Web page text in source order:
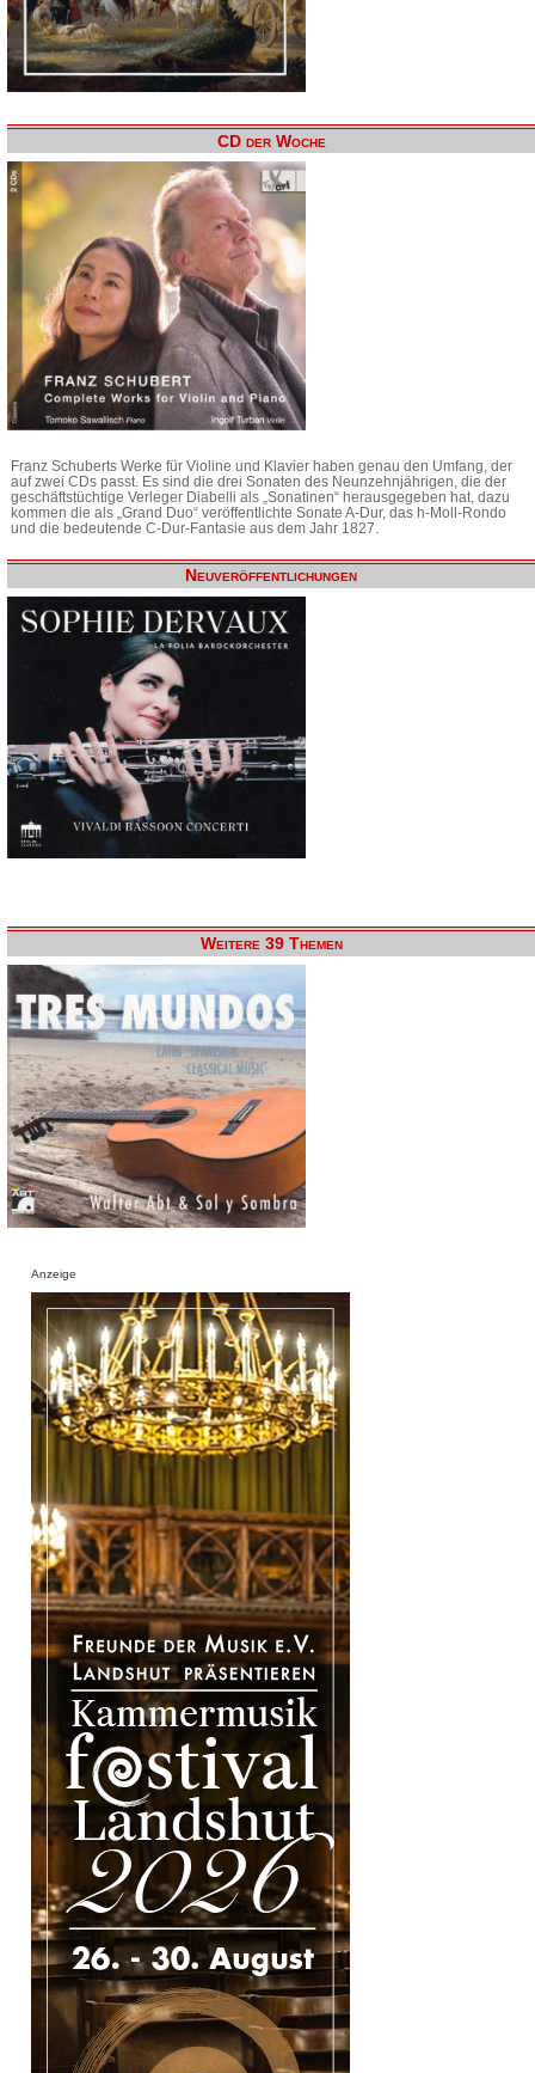
CD der Woche
Franz Schuberts Werke für Violine und Klavier haben genau den Umfang, der
auf zwei CDs passt. Es sind die drei Sonaten des Neunzehnjährigen, die der
geschäftstüchtige Verleger Diabelli als „Sonatinen“ herausgegeben hat, dazu
kommen die als „Grand Duo“ veröffentlichte Sonate A-Dur, das h-Moll-Rondo
und die bedeutende C-Dur-Fantasie aus dem Jahr 1827.
Neuveröffentlichungen
Weitere 39 Themen
Anzeige